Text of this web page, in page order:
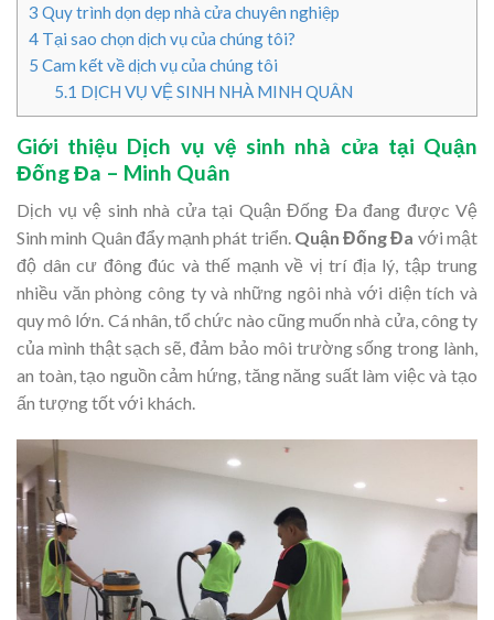
3 Quy trình dọn dẹp nhà cửa chuyên nghiệp
4 Tại sao chọn dịch vụ của chúng tôi?
5 Cam kết về dịch vụ của chúng tôi
5.1 DỊCH VỤ VỆ SINH NHÀ MINH QUÂN
Giới thiệu Dịch vụ vệ sinh nhà cửa tại Quận
Đống Đa – Minh Quân
Dịch vụ vệ sinh nhà cửa tại Quận Đống Đa đang được Vệ
Sinh minh Quân đẩy mạnh phát triển. Quận Đống Đa với mật
độ dân cư đông đúc và thế mạnh về vị trí địa lý, tập trung
nhiều văn phòng công ty và những ngôi nhà với diện tích và
quy mô lớn. Cá nhân, tổ chức nào cũng muốn nhà cửa, công ty
của mình thật sạch sẽ, đảm bảo môi trường sống trong lành,
an toàn, tạo nguồn cảm hứng, tăng năng suất làm việc và tạo
ấn tượng tốt với khách.